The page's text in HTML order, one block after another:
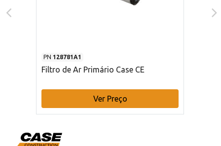
PN 128781A1
Filtro de Ar Primário Case CE
Ver Preço